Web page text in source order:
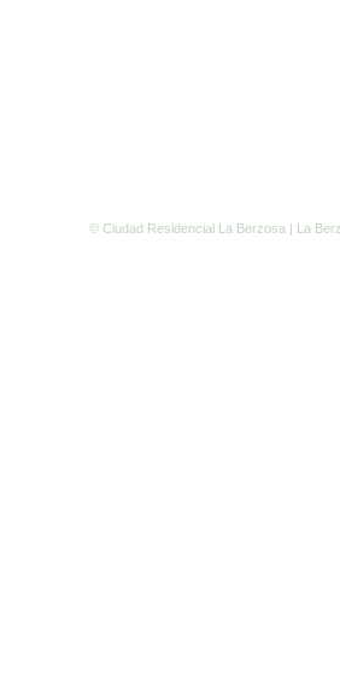
© Ciudad Residencial La Berzosa | La